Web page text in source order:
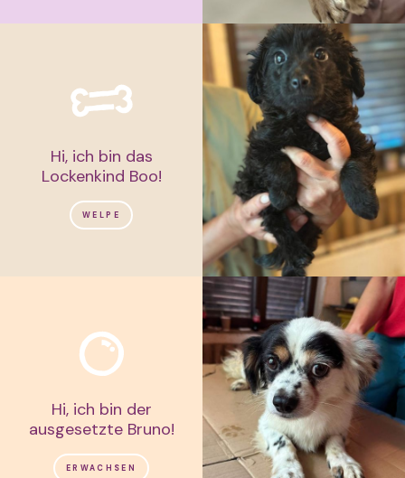
Hi, ich bin das
Lockenkind Boo!
WELPE
Hi, ich bin der
ausgesetzte Bruno!
ERWACHSEN